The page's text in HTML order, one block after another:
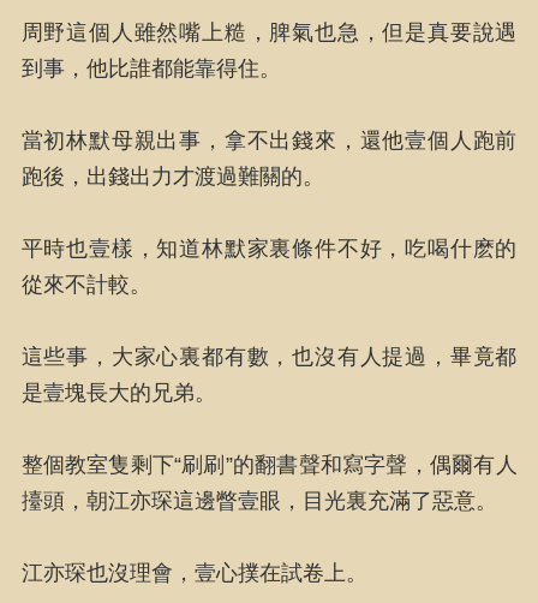
周野這個人雖然嘴上糙，脾氣也急，但是真要說遇
到事，他比誰都能靠得住。
當初林默母親出事，拿不出錢來，還他壹個人跑前
跑後，出錢出力才渡過難關的。
平時也壹樣，知道林默家裏條件不好，吃喝什麽的
從來不計較。
這些事，大家心裏都有數，也沒有人提過，畢竟都
是壹塊長大的兄弟。
整個教室隻剩下“刷刷”的翻書聲和寫字聲，偶爾有人
擡頭，朝江亦琛這邊瞥壹眼，目光裏充滿了惡意。
江亦琛也沒理會，壹心撲在試卷上。